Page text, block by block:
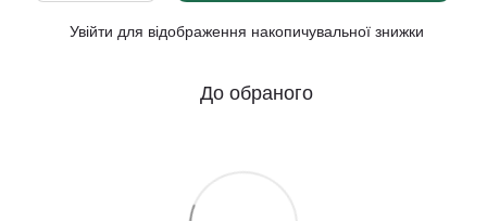
Увійти для відображення накопичувальної знижки
До обраного